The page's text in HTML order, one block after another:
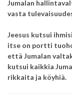
Jumalan
vasta
Jeesus kutsui
itse on portti
että Jumalan
kutsui kaikkia
rikkaita ja köyhiä.